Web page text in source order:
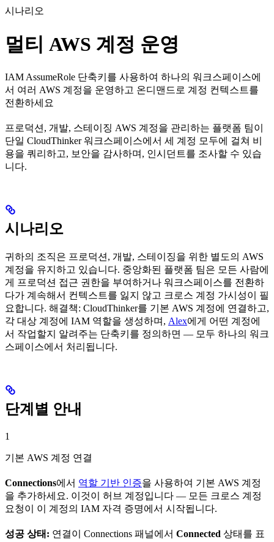
시나리오
멀티 AWS 계정 운영
IAM AssumeRole 단축키를 사용하여 하나의 워크스페이스에
서 여러 AWS 계정을 운영하고 온디맨드로 계정 컨텍스트를
전환하세요
프로덕션, 개발, 스테이징 AWS 계정을 관리하는 플랫폼 팀이
단일 CloudThinker 워크스페이스에서 세 계정 모두에 걸쳐 비
용을 쿼리하고, 보안을 감사하며, 인시던트를 조사할 수 있습
니다.
시나리오
귀하의 조직은 프로덕션, 개발, 스테이징을 위한 별도의 AWS
계정을 유지하고 있습니다. 중앙화된 플랫폼 팀은 모든 사람에
게 프로덕션 접근 권한을 부여하거나 워크스페이스를 전환하
다가 계속해서 컨텍스트를 잃지 않고 크로스 계정 가시성이 필
요합니다. 해결책: CloudThinker를 기본 AWS 계정에 연결하고,
각 대상 계정에 IAM 역할을 생성하며, Alex에게 어떤 계정에
서 작업할지 알려주는 단축키를 정의하면 — 모두 하나의 워크
스페이스에서 처리됩니다.
단계별 안내
1
기본 AWS 계정 연결
Connections에서 역할 기반 인증을 사용하여 기본 AWS 계정
을 추가하세요. 이것이 허브 계정입니다 — 모든 크로스 계정
요청이 이 계정의 IAM 자격 증명에서 시작됩니다.
성공 상태: 연결이 Connections 패널에서 Connected 상태를 표